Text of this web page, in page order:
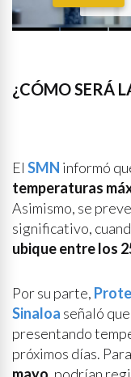
¿CÓMO SERÁ
El SMN informó
temperaturas
Asimismo, se
significativo,
ubique entre los
Por su parte,
Sinaloa señaló
presentando
próximos días.